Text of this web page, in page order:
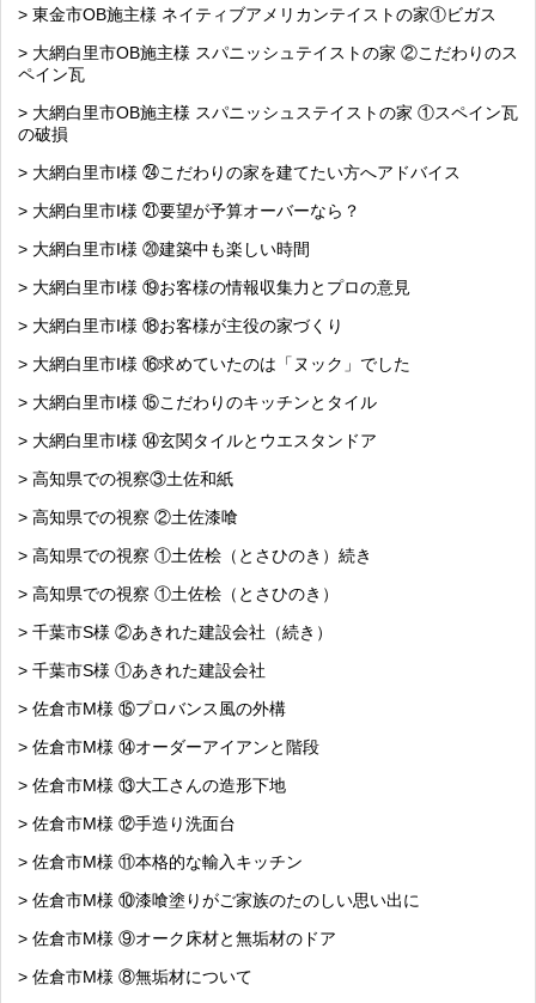
> 東金市OB施主様 ネイティブアメリカンテイストの家①ビガス
> 大網白里市OB施主様 スパニッシュテイストの家 ②こだわりのス
ペイン瓦
> 大網白里市OB施主様 スパニッシュステイストの家 ①スペイン瓦
の破損
> 大網白里市I様 ㉔こだわりの家を建てたい方へアドバイス
> 大網白里市I様 ㉑要望が予算オーバーなら？
> 大網白里市I様 ⑳建築中も楽しい時間
> 大網白里市I様 ⑲お客様の情報収集力とプロの意見
> 大網白里市I様 ⑱お客様が主役の家づくり
> 大網白里市I様 ⑯求めていたのは「ヌック」でした
> 大網白里市I様 ⑮こだわりのキッチンとタイル
> 大網白里市I様 ⑭玄関タイルとウエスタンドア
> 高知県での視察③土佐和紙
> 高知県での視察 ②土佐漆喰
> 高知県での視察 ①土佐桧（とさひのき）続き
> 高知県での視察 ①土佐桧（とさひのき）
> 千葉市S様 ②あきれた建設会社（続き）
> 千葉市S様 ①あきれた建設会社
> 佐倉市M様 ⑮プロバンス風の外構
> 佐倉市M様 ⑭オーダーアイアンと階段
> 佐倉市M様 ⑬大工さんの造形下地
> 佐倉市M様 ⑫手造り洗面台
> 佐倉市M様 ⑪本格的な輸入キッチン
> 佐倉市M様 ⑩漆喰塗りがご家族のたのしい思い出に
> 佐倉市M様 ⑨オーク床材と無垢材のドア
> 佐倉市M様 ⑧無垢材について